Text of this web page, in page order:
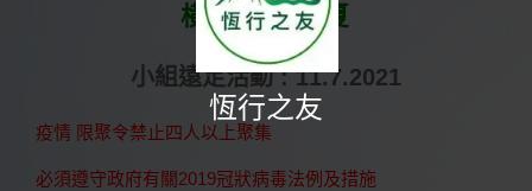
横涌石澗消夏
小組遠足活動 : 11.7.2021
疫情 限聚令禁止四人以上聚集
必須遵守政府有關2019冠狀病毒法例及措施
恆行之友